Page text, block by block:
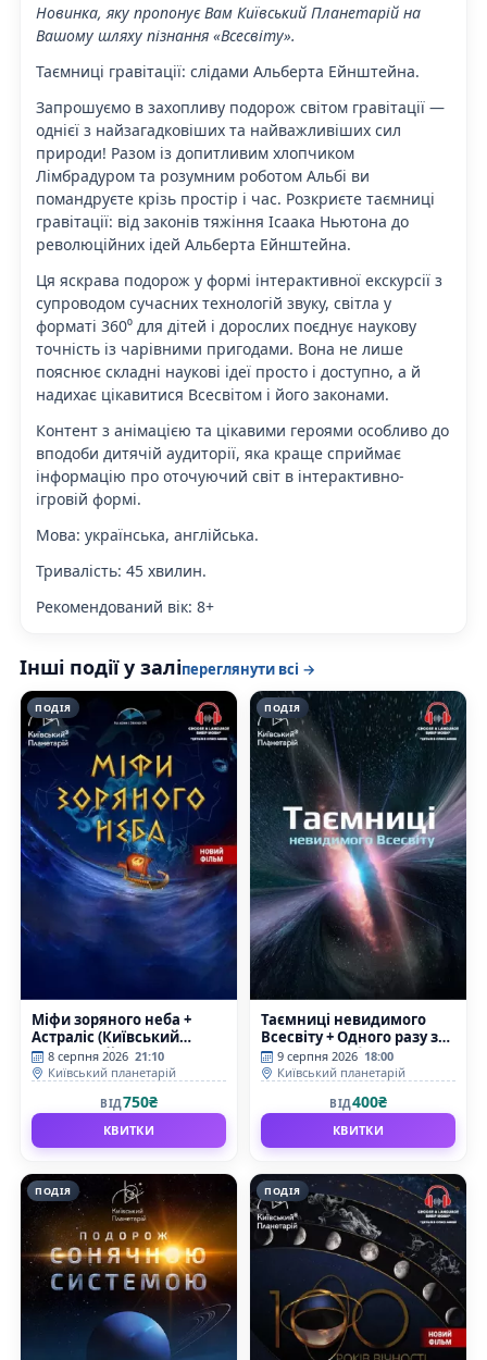
Новинка, яку пропонує Вам Київський Планетарій на
Вашому шляху пізнання «Всесвіту».
Таємниці гравітації: слідами Альберта Ейнштейна.
Запрошуємо в захопливу подорож світом гравітації —
однієї з найзагадковіших та найважливіших сил
природи! Разом із допитливим хлопчиком
Лімбрадуром та розумним роботом Альбі ви
помандруєте крізь простір і час. Розкриєте таємниці
гравітації: від законів тяжіння Ісаака Ньютона до
революційних ідей Альберта Ейнштейна.
Ця яскрава подорож у формі інтерактивної екскурсії з
супроводом сучасних технологій звуку, світла у
форматі 360⁰ для дітей і дорослих поєднує наукову
точність із чарівними пригодами. Вона не лише
пояснює складні наукові ідеї просто і доступно, а й
надихає цікавитися Всесвітом і його законами.
Контент з анімацією та цікавими героями особливо до
вподоби дитячій аудиторії, яка краще сприймає
інформацію про оточуючий світ в інтерактивно-
ігровій формі.
Мова: українська, англійська.
Тривалість: 45 хвилин.
Рекомендований вік: 8+
Інші події у заліпереглянути всі →
ПОДІЯ
Міфи зоряного неба +
Астраліс (Київський
планетарій)
8 серпня 2026 21:10
Київський планетарій
ВІД750₴
КВИТКИ
ПОДІЯ
Таємниці невидимого
Всесвіту + Одного разу за
Великого Вибуху
(Київський планетарій)
9 серпня 2026 18:00
Київський планетарій
ВІД400₴
КВИТКИ
ПОДІЯ ПОДІЯ